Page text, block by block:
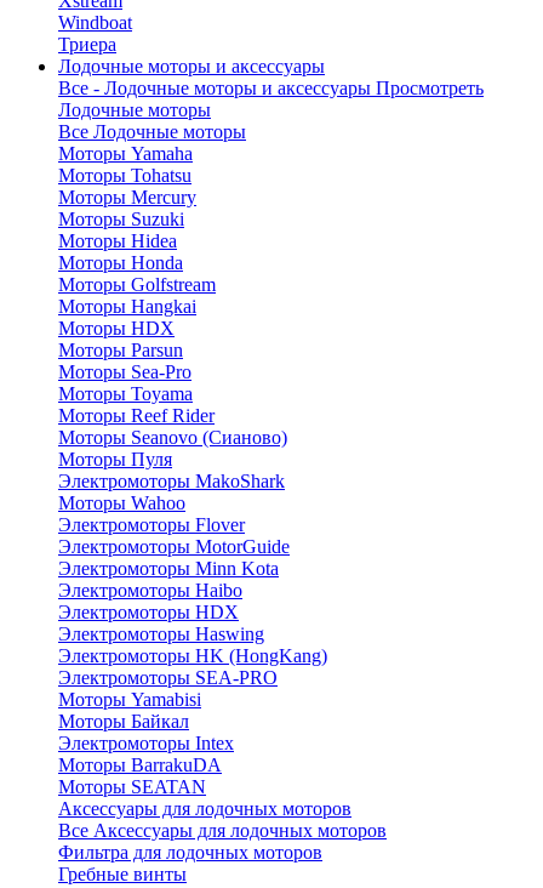
Windboat
Триера
Лодочные моторы и аксессуары
Все - Лодочные моторы и аксессуары Просмотреть
Лодочные моторы
Все Лодочные моторы
Моторы Yamaha
Моторы Tohatsu
Моторы Mercury
Моторы Suzuki
Моторы Hidea
Моторы Honda
Моторы Golfstream
Моторы Hangkai
Моторы HDX
Моторы Parsun
Моторы Sea-Pro
Моторы Toyama
Моторы Reef Rider
Моторы Seanovo (Сианово)
Моторы Пуля
Электромоторы MakoShark
Моторы Wahoo
Электромоторы Flover
Электромоторы MotorGuide
Электромоторы Minn Kota
Электромоторы Haibo
Электромоторы HDX
Электромоторы Haswing
Электромоторы HK (HongKang)
Электромоторы SEA-PRO
Моторы Yamabisi
Моторы Байкал
Электромоторы Intex
Моторы BarrakuDA
Моторы SEATAN
Аксессуары для лодочных моторов
Все Аксессуары для лодочных моторов
Фильтра для лодочных моторов
Гребные винты